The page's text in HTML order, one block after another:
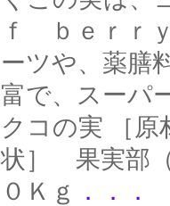
ｆ ｂｅｒｒ
ーツや、薬膳
富で、スーパ
クコの実 ［
状］ 果実部
０Ｋｇ
．．．